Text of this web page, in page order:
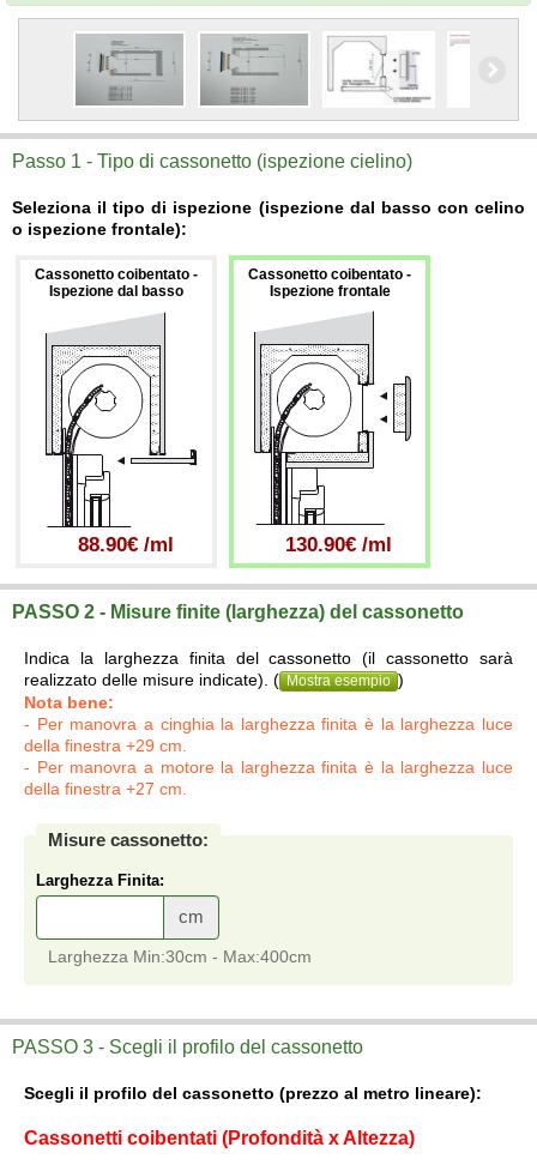
Passo 1 - Tipo di cassonetto (ispezione cielino)
Seleziona il tipo di ispezione (ispezione dal basso con celino
o ispezione frontale):
Cassonetto coibentato -
Ispezione dal basso
88.90€ /ml
Cassonetto coibentato -
Ispezione frontale
130.90€ /ml
PASSO 2 - Misure finite (larghezza) del cassonetto
Indica la larghezza finita del cassonetto (il cassonetto sarà
realizzato delle misure indicate). ( Mostra esempio )
Nota bene:
- Per manovra a cinghia la larghezza finita è la larghezza luce
della finestra +29 cm.
- Per manovra a motore la larghezza finita è la larghezza luce
della finestra +27 cm.
Misure cassonetto:
Larghezza Finita:
cm
Larghezza Min:30cm - Max:400cm
PASSO 3 - Scegli il profilo del cassonetto
Scegli il profilo del cassonetto (prezzo al metro lineare):
Cassonetti coibentati (Profondità x Altezza)